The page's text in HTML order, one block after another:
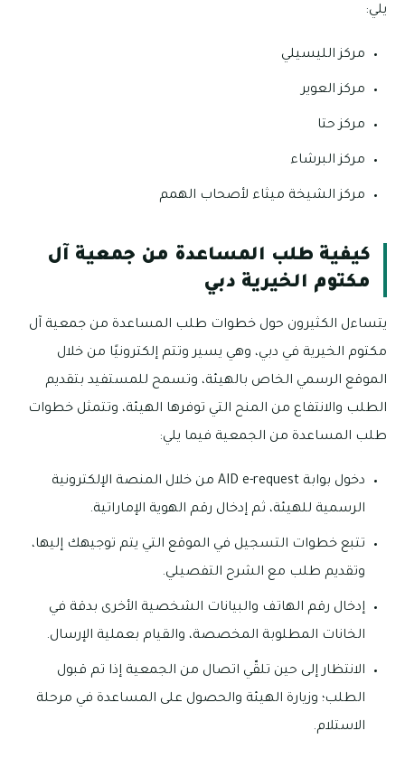
يلي:
مركز الليسيلي
مركز العوير
مركز حتا
مركز البرشاء
مركز الشيخة ميثاء لأصحاب الهمم
كيفية طلب المساعدة من جمعية آل
مكتوم الخيرية دبي
يتساءل الكثيرون حول خطوات طلب المساعدة من جمعية آل
مكتوم الخيرية في دبي، وهي يسير وتتم إلكترونيًا من خلال
الموقع الرسمي الخاص بالهيئة، وتسمح للمستفيد بتقديم
الطلب والانتفاع من المنح التي توفرها الهيئة، وتتمثل خطوات
طلب المساعدة من الجمعية فيما يلي:
دخول بوابة AID e-request من خلال المنصة الإلكترونية
الرسمية للهيئة، ثم إدخال رقم الهوية الإماراتية.
تتبع خطوات التسجيل في الموقع التي يتم توجيهك إليها،
وتقديم طلب مع الشرح التفصيلي.
إدخال رقم الهاتف والبيانات الشخصية الأخرى بدقة في
الخانات المطلوبة المخصصة، والقيام بعملية الإرسال.
الانتظار إلى حين تلقّي اتصال من الجمعية إذا تم قبول
الطلب؛ وزيارة الهيئة والحصول على المساعدة في مرحلة
الاستلام.